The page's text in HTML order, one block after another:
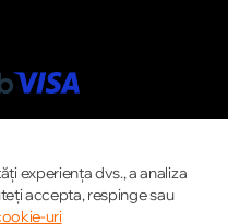
ECOM
experiența dvs., a analiza
accepta, respinge sau
uri